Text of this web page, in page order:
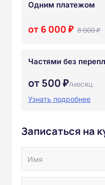
Одним платежом
от 6 000 ₽ 8 000 ₽
Частями без
от 500 ₽/месяц
Узнать подробнее
Записаться на